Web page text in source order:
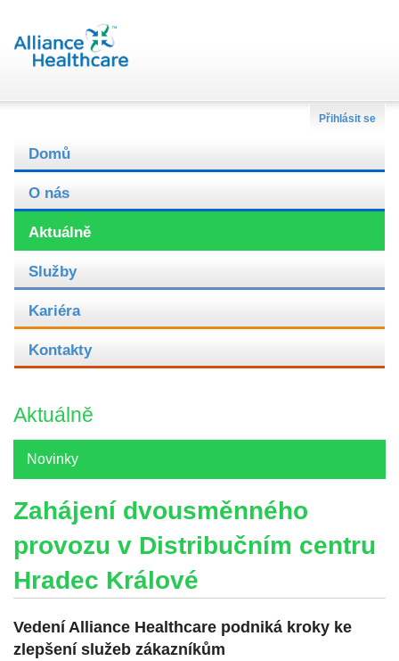
Přihlásit se
Domů
O nás
Aktuálně
Služby
Kariéra
Kontakty
Aktuálně
Novinky
Zahájení dvousměnného
provozu v Distribučním centru
Hradec Králové
Vedení Alliance Healthcare podniká kroky ke
zlepšení služeb zákazníkům